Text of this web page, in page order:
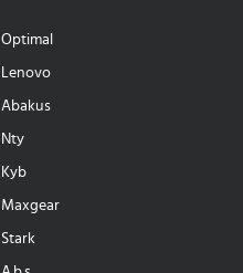
Optimal
Lenovo
Abakus
Nty
Kyb
Maxgear
Stark